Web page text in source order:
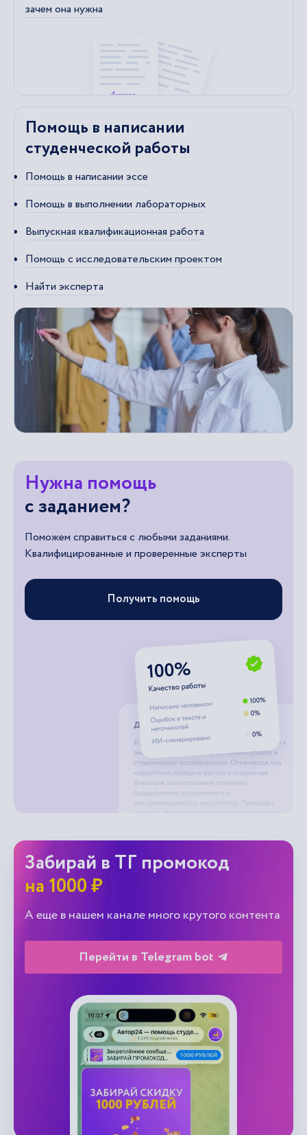
зачем она нужна
Помощь в написании
студенческой работы
Помощь в написании эссе
Помощь в выполнении лабораторных
Выпускная квалификационная работа
Помощь с исследовательским проектом
Найти эксперта
Нужна помощь
с заданием?
Поможем справиться с любыми заданиями.
Квалифицированные и проверенные эксперты
Получить помощь
Забирай в ТГ промокод
на 1000 ₽
А еще в нашем канале много крутого контента
Перейти в Telegram bot